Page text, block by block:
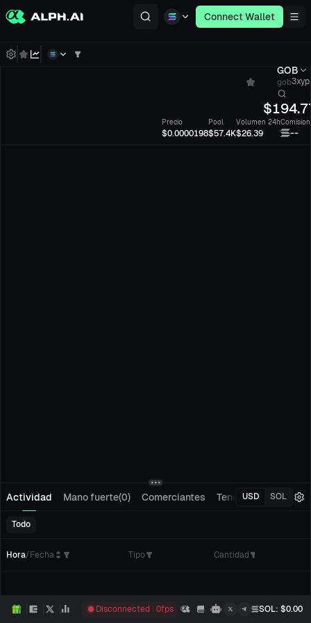
Connect Wallet
GOB
gob
$
Precio
$0.0000198
Pool
$57.4K
Volumen 24h
$26.39 --
Actividad Mano fuerte(0) Comerciantes Tenedores(0)
USD SOL
Todo
Hora/Fecha Tipo Cantidad
Disconnected 0fps SOL: $0.00